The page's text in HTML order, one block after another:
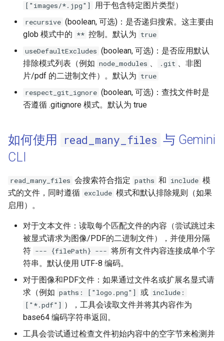
["images/*.jpg"] 用于包含特定图片类型）
recursive (boolean, 可选)：是否递归搜索。这主要由
glob 模式中的 ** 控制。默认为 true
useDefaultExcludes (boolean, 可选)：是否应用默认
排除模式列表（例如 node_modules 、 .git 、非图
片/pdf 的二进制文件）。默认为 true
respect_git_ignore (boolean, 可选)：查找文件时是
否遵循 .gitignore 模式。默认为 true
如何使用 read_many_files 与 Gemini
CLI
read_many_files 会搜索符合指定 paths 和 include 模
式的文件，同时遵循 exclude 模式和默认排除规则（如果
启用）。
对于文本文件：读取每个匹配文件的内容（尝试跳过未
被显式请求为图像/PDF的二进制文件），并使用分隔
符 --- {filePath} --- 将所有文件内容连接成单个字
符串。默认使用 UTF-8 编码。
对于图像和PDF文件：如果通过文件名或扩展名显式请
求（例如 paths: ["logo.png"] 或 include:
["*.pdf"] ），工具会读取文件并将其内容作为
base64 编码字符串返回。
工具会尝试通过检查文件初始内容中的空字节来检测并